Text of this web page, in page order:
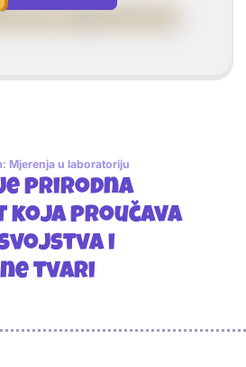
tvari u tekuću ili čvrstu
Mjerenja u laboratoriju
prirodna
koja proučava
i
tvari